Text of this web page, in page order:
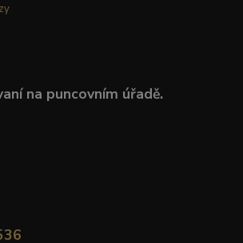
na puncovním úřadě.